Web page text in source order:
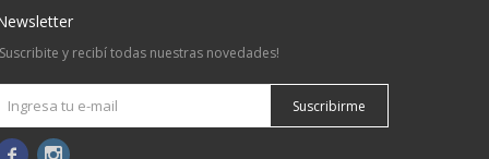
y recibí todas nuestras novedades!
Suscribirme
 